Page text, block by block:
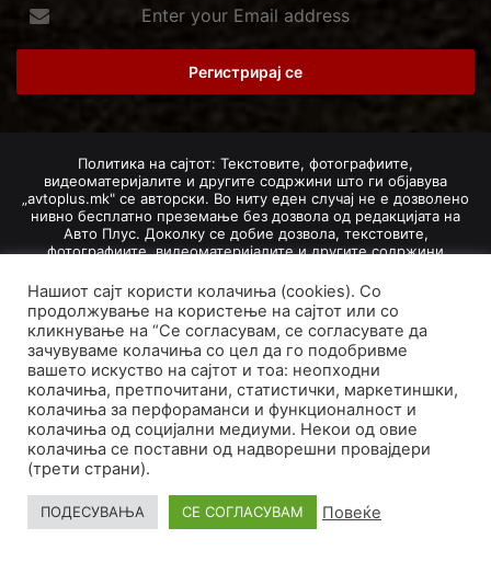
your
Email
Политика на сајтот: Текстовите, фотографиите,
видеоматеријалите и другите содржини што ги објавува
„avtoplus.mk" се авторски. Во ниту еден случај не е дозволено
нивно бесплатно преземање без дозвола од редакцијата на
Авто Плус. Доколку се добие дозвола, текстовите,
фотографиите, видеоматеријалите и другите содржини
изворот и авторот со вметнување на директна интернет-врска
(линк) до оригиналната содржина на „avtoplus.mk". При
добивање на одобрување од редакцијата за превземање на
текст, може да се превземе само дел од новинарско дело
насловот, придружната фотографија (односно насловната
фотографија) и воведниот дел на текстот, познат како „лид".
Преземање содржини од „avtoplus.mk" надвор од овие услови
не е дозволено и подложи на санкционирање согласно
Законот за авторски и сродни права.
Developed by PROCESS IN. Hosted byGoHost.
Политика за приватност
Политика на колачиња
Нашиот сајт користи колачиња (cookies). Со
продолжување на користење на сајтот или со
кликнување на “Се согласувам, се согласувате да
зачувуваме колачиња со цел да го подобривме
вашето искуство на сајтот и тоа: неопходни
колачиња, претпочитани, статистички, маркетиншки,
колачиња за перфораманси и функционалност и
колачиња од социјални медиуми. Некои од овие
колачиња се поставни од надворешни провајдери
(трети страни).
ПОДЕСУВАЊА СЕ СОГЛАСУВАМ Повеќе